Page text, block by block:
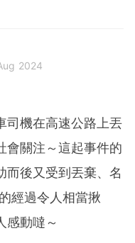
2024
司機在高速公路上丟
會關注～這起事件的
而後又受到丟棄、名
經過令人相當揪
感動噠～